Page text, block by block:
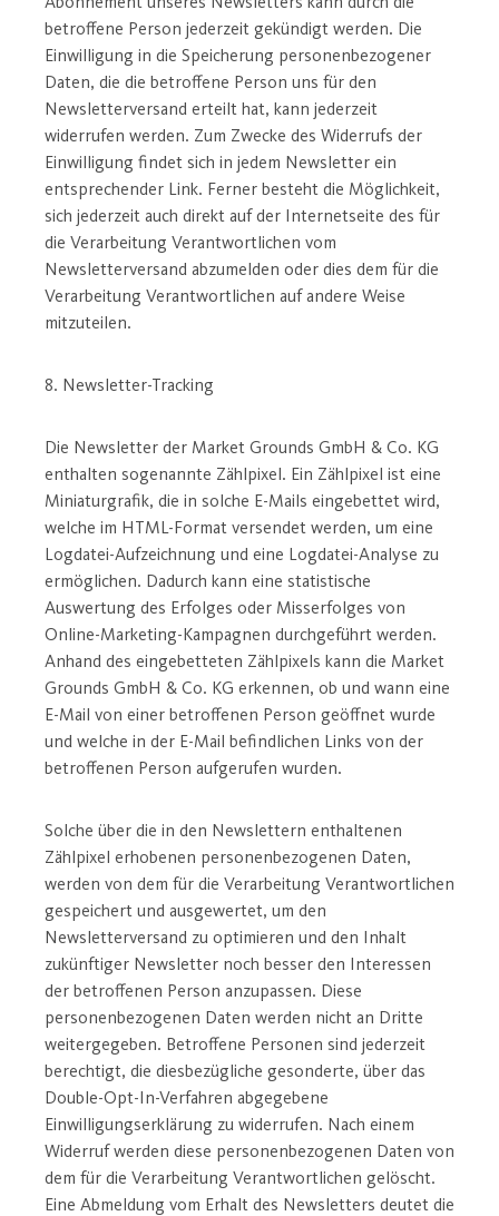
betroffene Person jederzeit gekündigt werden. Die
Einwilligung in die Speicherung personenbezogener
Daten, die die betroffene Person uns für den
Newsletterversand erteilt hat, kann jederzeit
widerrufen werden. Zum Zwecke des Widerrufs der
Einwilligung findet sich in jedem Newsletter ein
entsprechender Link. Ferner besteht die Möglichkeit,
sich jederzeit auch direkt auf der Internetseite des für
die Verarbeitung Verantwortlichen vom
Newsletterversand abzumelden oder dies dem für die
Verarbeitung Verantwortlichen auf andere Weise
mitzuteilen.
8. Newsletter-Tracking
Die Newsletter der Market Grounds GmbH & Co. KG
enthalten sogenannte Zählpixel. Ein Zählpixel ist eine
Miniaturgrafik, die in solche E-Mails eingebettet wird,
welche im HTML-Format versendet werden, um eine
Logdatei-Aufzeichnung und eine Logdatei-Analyse zu
ermöglichen. Dadurch kann eine statistische
Auswertung des Erfolges oder Misserfolges von
Online-Marketing-Kampagnen durchgeführt werden.
Anhand des eingebetteten Zählpixels kann die Market
Grounds GmbH & Co. KG erkennen, ob und wann eine
E-Mail von einer betroffenen Person geöffnet wurde
und welche in der E-Mail befindlichen Links von der
betroffenen Person aufgerufen wurden.
Solche über die in den Newslettern enthaltenen
Zählpixel erhobenen personenbezogenen Daten,
werden von dem für die Verarbeitung Verantwortlichen
gespeichert und ausgewertet, um den
Newsletterversand zu optimieren und den Inhalt
zukünftiger Newsletter noch besser den Interessen
der betroffenen Person anzupassen. Diese
personenbezogenen Daten werden nicht an Dritte
weitergegeben. Betroffene Personen sind jederzeit
berechtigt, die diesbezügliche gesonderte, über das
Double-Opt-In-Verfahren abgegebene
Einwilligungserklärung zu widerrufen. Nach einem
Widerruf werden diese personenbezogenen Daten von
dem für die Verarbeitung Verantwortlichen gelöscht.
Eine Abmeldung vom Erhalt des Newsletters deutet die